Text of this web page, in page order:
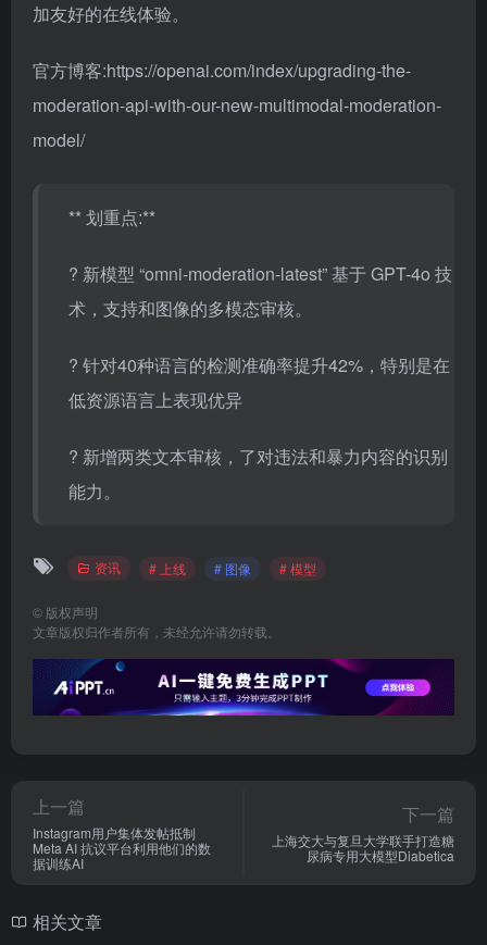
加友好的在线体验。
官方博客:https://openai.com/index/upgrading-the-
moderation-api-with-our-new-multimodal-moderation-
model/
** 划重点:**
? 新模型 “omni-moderation-latest” 基于 GPT-4o 技
术，支持和图像的多模态审核。
? 针对40种语言的检测准确率提升42%，特别是在
低资源语言上表现优异
? 新增两类文本审核，了对违法和暴力内容的识别
能力。
资讯 # 上线 # 图像 # 模型
© 版权声明
文章版权归作者所有，未经允许请勿转载。
上一篇
Instagram用户集体发帖抵制
Meta AI 抗议平台利用他们的数
据训练AI
下一篇
上海交大与复旦大学联手打造糖
尿病专用大模型Diabetica
相关文章